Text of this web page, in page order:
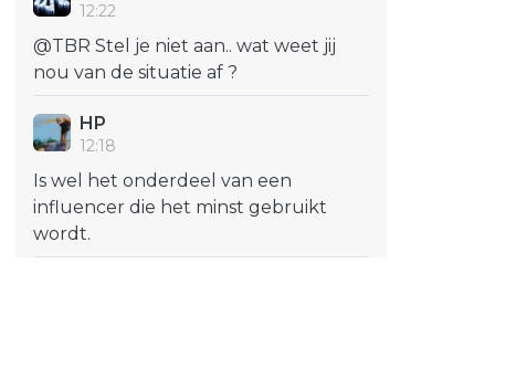
12:22
@TBR Stel je niet aan.. wat weet jij
nou van de situatie af ?
HP
12:18
Is wel het onderdeel van een
influencer die het minst gebruikt
wordt.